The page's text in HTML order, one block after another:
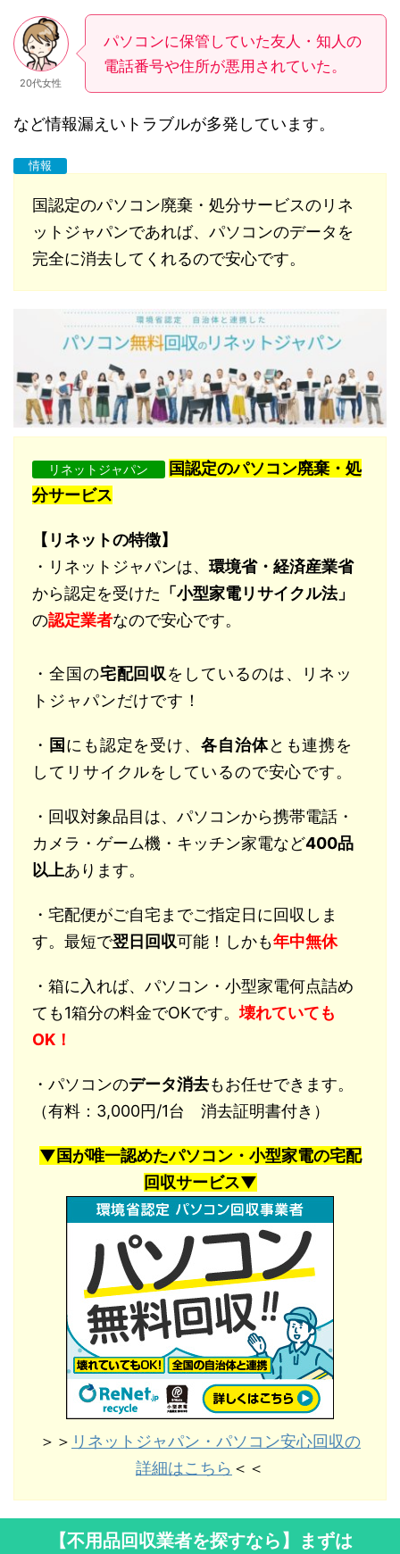
20代女性
パソコンに保管していた友人・知人の
電話番号や住所が悪用されていた。
など情報漏えいトラブルが多発しています。
情報
国認定のパソコン廃棄・処分サービスのリネ
ットジャパンであれば、パソコンのデータを
完全に消去してくれるので安心です。
リネットジャパン
国認定のパソコン廃棄・処
分サービス
【リネットの特徴】
・リネットジャパンは、 環境省・経済産業省
から認定を受けた 「小型家電リサイクル法」
の認定業者なので安心です。
・全国の宅配回収をしているのは、リネッ
トジャパンだけです！
・ 国 にも認定を受け、各自治体とも連携を
してリサイクルをしているので安心です。
・回収対象品目は、パソコンから携帯電話・
カメラ・ゲーム機・キッチン家電など400品
以上あります。
・宅配便がご自宅までご指定日に回収しま
す。最短で翌日回収可能！しかも年中無休
・箱に入れば、パソコン・小型家電何点詰め
ても1箱分の料金でOKです。壊れていても
OK！
・パソコンのデータ消去もお任せできます。
（有料：3,000円/1台 消去証明書付き）
▼国が唯一認めたパソコン・小型家電の宅配
回収サービス▼
＞＞ リネットジャパン・パソコン安心回収の
詳細はこちら ＜＜
【不用品回収業者を探すなら】まずは